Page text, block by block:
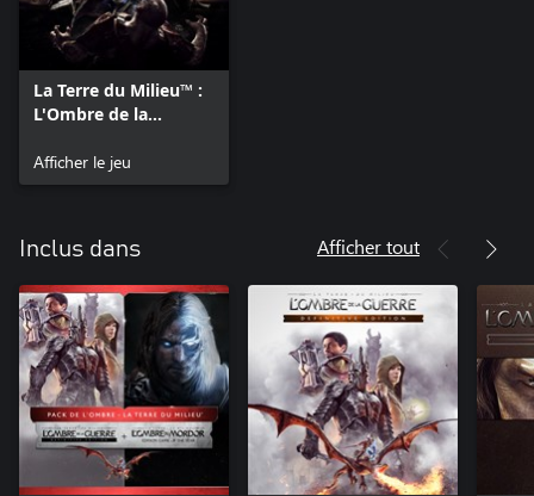
La Terre du Milieu™ :
L'Ombre de la
Afficher le jeu
Inclus dans Afficher tout